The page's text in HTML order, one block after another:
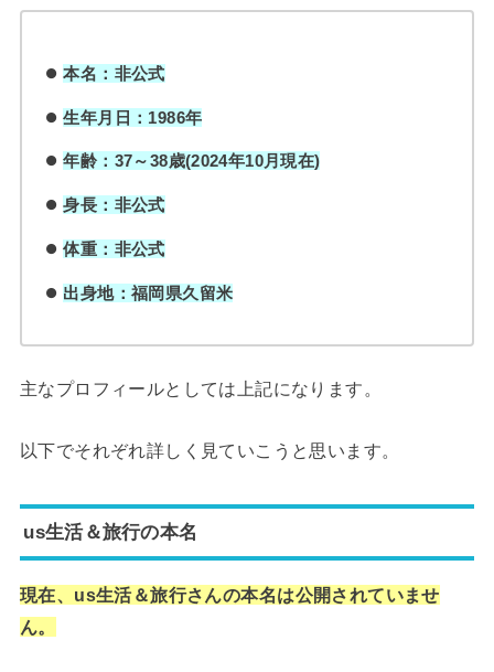
本名：非公式
生年月日：1986年
年齢：37～38歳(2024年10月現在)
身長：非公式
体重：非公式
出身地：福岡県久留米
主なプロフィールとしては上記になります。
以下でそれぞれ詳しく見ていこうと思います。
us生活＆旅行の本名
現在、 us生活＆旅行さんの本名は公開されていませ
ん。